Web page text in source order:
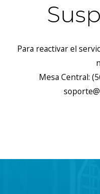
Para reactivar el
Mesa Central: